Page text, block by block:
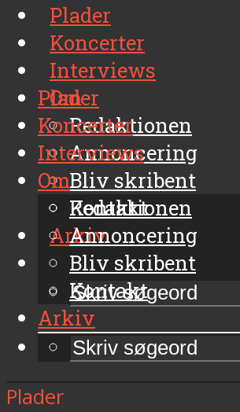
Plader
Koncerter
Interviews
Om
Redaktionen
Annoncering
Bliv skribent
Kontakt
Arkiv
Plader
Koncerter
Interviews
Om
Redaktionen
Annoncering
Bliv skribent
Kontakt
Arkiv
Plader